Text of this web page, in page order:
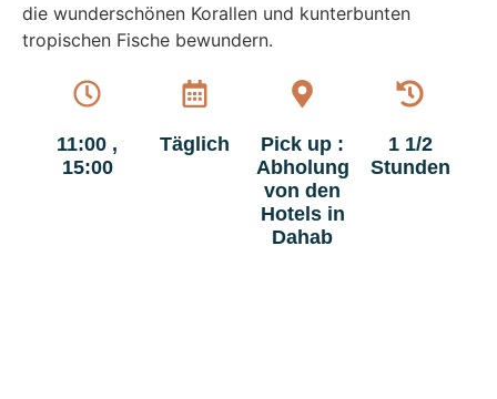
die wunderschönen Korallen und kunterbunten
tropischen Fische bewundern.
11:00 ,
15:00
Täglich
Pick up :
Abholung
von den
Hotels in
Dahab
1 1/2
Stunden